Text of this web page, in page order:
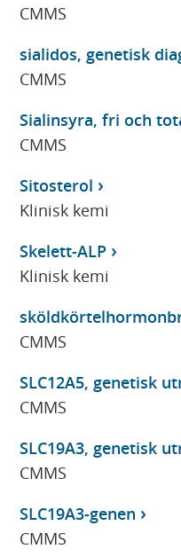
CMMS
sialidos, genetisk
CMMS
Sialinsyra, fri och
CMMS
Sitosterol
Klinisk kemi
Skelett-ALP
Klinisk kemi
CMMS
SLC12A5, genetisk
CMMS
SLC19A3, genetisk
CMMS
SLC19A3-genen
CMMS